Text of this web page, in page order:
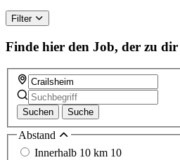
this
field
Filter
Finde hier den Job, der zu dir
Suchen Suche
Abstand
Innerhalb 10 km 10